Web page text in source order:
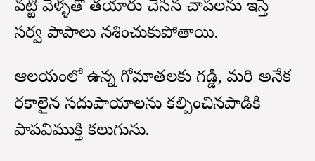
వట్టి వేళ్ళతో తయారు చేసిన చాపలను ఇస్తే
సర్వ పాపాలు నశించుకుపోతాయి.
ఆలయంలో ఉన్న గోమాతలకు గడ్డి, మరి అనేక
రకాలైన సదుపాయాలను కల్పించినపాడికి
పాపవిముక్తి కలుగును.